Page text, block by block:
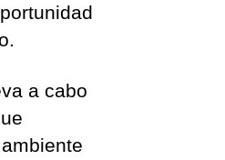
a cabo